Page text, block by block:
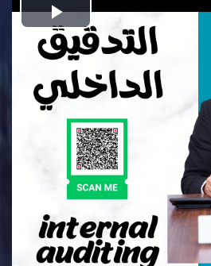
Play
Video